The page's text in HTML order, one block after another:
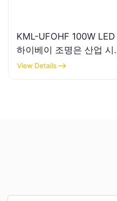
KML-UFOHF 100W LED
하이베이 조명은 산업 시
설, 창고 및 기타 실내 조명
용도에 적합합니다.
View Details